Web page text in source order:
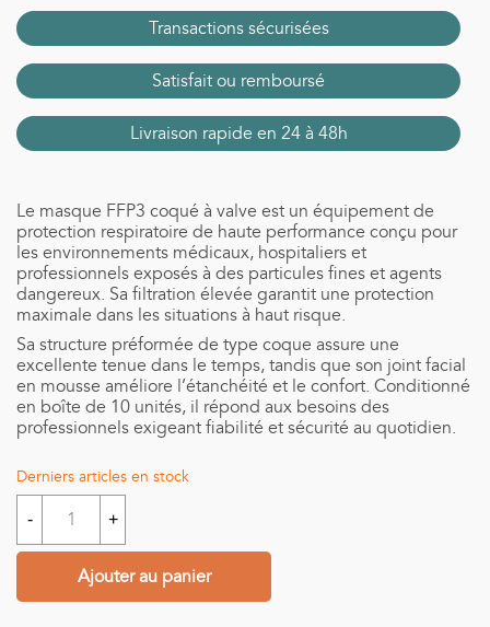
Transactions sécurisées
Satisfait ou remboursé
Livraison rapide en 24 à 48h
Le masque FFP3 coqué à valve est un équipement de
protection respiratoire de haute performance conçu pour
les environnements médicaux, hospitaliers et
professionnels exposés à des particules fines et agents
dangereux. Sa filtration élevée garantit une protection
maximale dans les situations à haut risque.
Sa structure préformée de type coque assure une
excellente tenue dans le temps, tandis que son joint facial
en mousse améliore l’étanchéité et le confort. Conditionné
en boîte de 10 unités, il répond aux besoins des
professionnels exigeant fiabilité et sécurité au quotidien.
Derniers articles en stock
- +
Ajouter au panier